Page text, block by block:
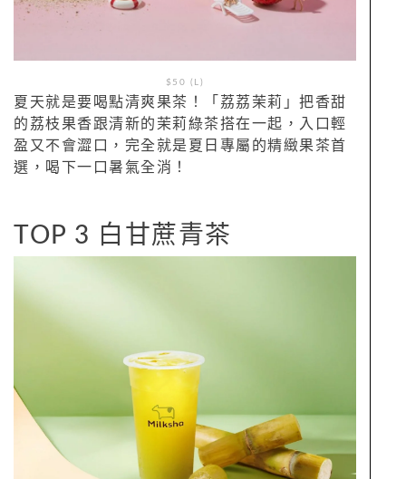
$50 (L)
夏天就是要喝點清爽果茶！「荔荔茉莉」把香甜
的荔枝果香跟清新的茉莉綠茶搭在一起，入口輕
盈又不會澀口，完全就是夏日專屬的精緻果茶首
選，喝下一口暑氣全消！
TOP 3 白甘蔗青茶